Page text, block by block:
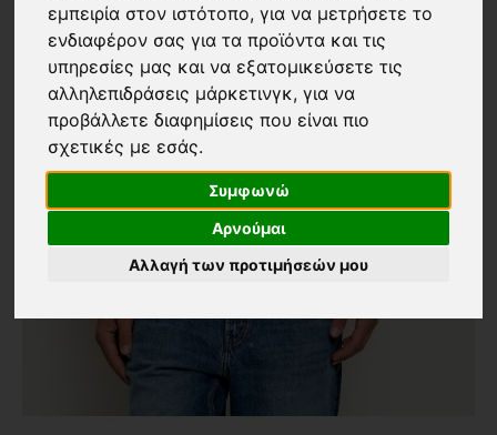
εμπειρία στον ιστότοπο,για να μετρήσετε το
ενδιαφέρον σας για τα προϊόντα και τις
υπηρεσίες μας και να εξατομικεύσετε τις
αλληλεπιδράσεις μάρκετινγκ,για να
προβάλλετε διαφημίσεις που είναι πιο
σχετικές με εσάς.
Συμφωνώ
Αρνούμαι
Αλλαγή των προτιμήσεών μου